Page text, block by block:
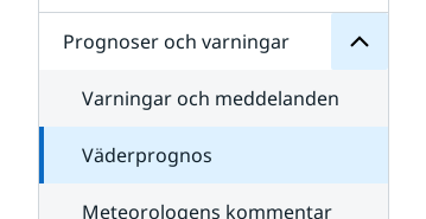
Prognoser och varningar
Varningar och meddelanden
Väderprognos
Meteorologens kommentar